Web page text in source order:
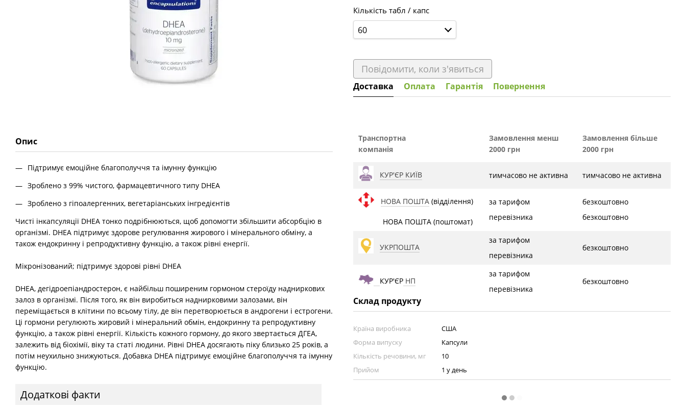
Опис
Підтримує емоційне благополуччя та імунну функцію
Зроблено з 99% чистого, фармацевтичного типу DHEA
Зроблено з гіпоалергенних, вегетаріанських інгредієнтів
Чисті інкапсуляції DHEA тонко подрібнюються, щоб допомогти збільшити абсорбцію в
організмі. DHEA підтримує здорове регулювання жирового і мінерального обміну, а
також ендокринну і репродуктивну функцію, а також рівні енергії.
Мікронізований; підтримує здорові рівні DHEA
DHEA, дегідроепіандростерон, є найбільш поширеним гормоном стероїду надниркових
залоз в організмі. Після того, як він виробиться наднирковими залозами, він
переміщається в клітини по всьому тілу, де він перетворюється в андрогени і естрогени.
Ці гормони регулюють жировий і мінеральний обмін, ендокринну та репродуктивну
функцію, а також рівні енергії. Кількість кожного гормону, до якого звертається ДГЕА,
залежить від біохімії, віку та статі людини. Рівні DHEA досягають піку близько 25 років, а
потім неухильно знижуються. Добавка DHEA підтримує емоційне благополуччя та імунну
функцію.
Додаткові факти
Кількість табл / капс
60
Повідомити, коли з'явиться
Доставка Оплата Гарантія Повернення
Транспортна
компанія
Замовлення менш
2000 грн
Замовлення більше
2000 грн
КУР'ЄР КИЇВ тимчасово не активна тимчасово не активна
НОВА ПОШТА (відділення)
НОВА ПОШТА (поштомат)
за тарифом
перевізника
безкоштовно
безкоштовно
УКРПОШТА
за тарифом
перевізника
безкоштовно
КУР'ЄР НП
за тарифом
перевізника
безкоштовно
Склад продукту
Країна виробника
США
Форма випуску
Капсули
Кількість речовини, мг
10
Прийом
1 у день